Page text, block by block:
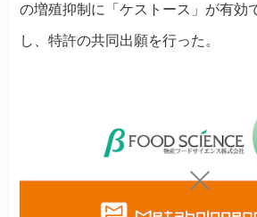
の増殖抑制に「ケストース」が有効
し、特許の共同出願を行った。